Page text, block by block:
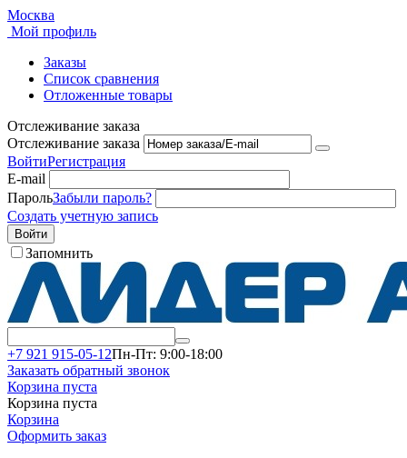
Москва
Мой профиль
Заказы
Список сравнения
Отложенные товары
Отслеживание заказа
Отслеживание заказа
ВойтиРегистрация
E-mail
ПарольЗабыли пароль?
Создать учетную запись
Войти
Запомнить
+7 921 915-05-12Пн-Пт: 9:00-18:00
Заказать обратный звонок
Корзина пуста
Корзина пуста
Корзина
Оформить заказ